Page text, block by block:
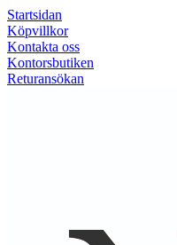
Startsidan
Köpvillkor
Kontakta oss
Kontorsbutiken
Returansökan